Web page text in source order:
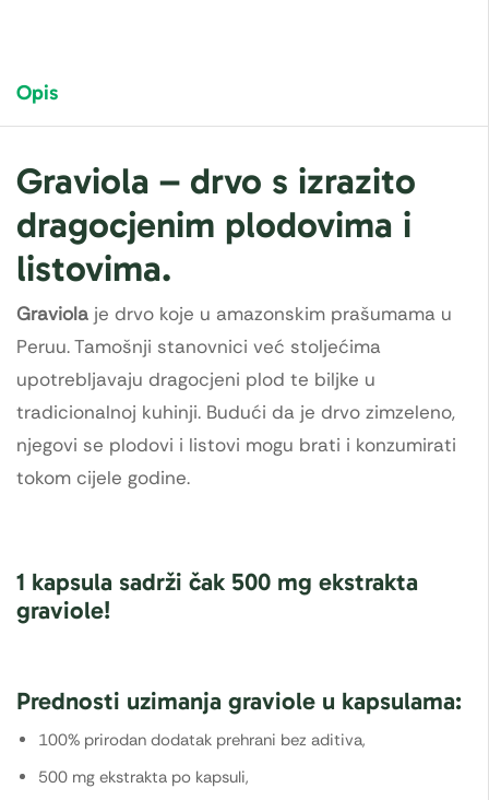
Opis
Graviola – drvo s izrazito
dragocjenim plodovima i
listovima.
Graviola je drvo koje u amazonskim prašumama u
Peruu. Tamošnji stanovnici već stoljećima
upotrebljavaju dragocjeni plod te biljke u
tradicionalnoj kuhinji. Budući da je drvo zimzeleno,
njegovi se plodovi i listovi mogu brati i konzumirati
tokom cijele godine.
1 kapsula sadrži čak 500 mg ekstrakta
graviole!
Prednosti uzimanja graviole u kapsulama:
100% prirodan dodatak prehrani bez aditiva,
500 mg ekstrakta po kapsuli,